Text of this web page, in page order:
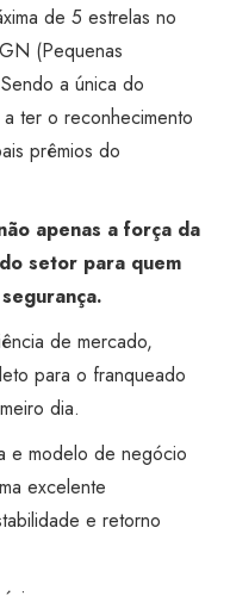
de 5 estrelas no
(Pequenas
a única do
ter o reconhecimento
prêmios do
apenas a força da
setor para quem
de mercado,
para o franqueado
dia.
e modelo de negócio
excelente
e retorno